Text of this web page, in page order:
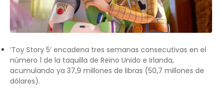
‘Toy Story 5’ encadena tres semanas consecutivas en el
número 1 de la taquilla de Reino Unido e Irlanda,
acumulando ya 37,9 millones de libras (50,7 millones de
dólares).